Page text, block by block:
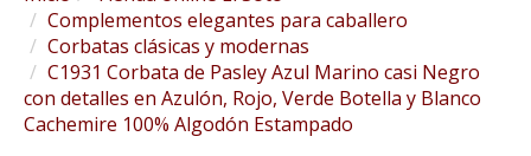
Complementos elegantes para caballero
Corbatas clásicas y modernas
C1931 Corbata de Pasley Azul Marino casi Negro
con detalles en Azulón, Rojo, Verde Botella y Blanco
Cachemire 100% Algodón Estampado